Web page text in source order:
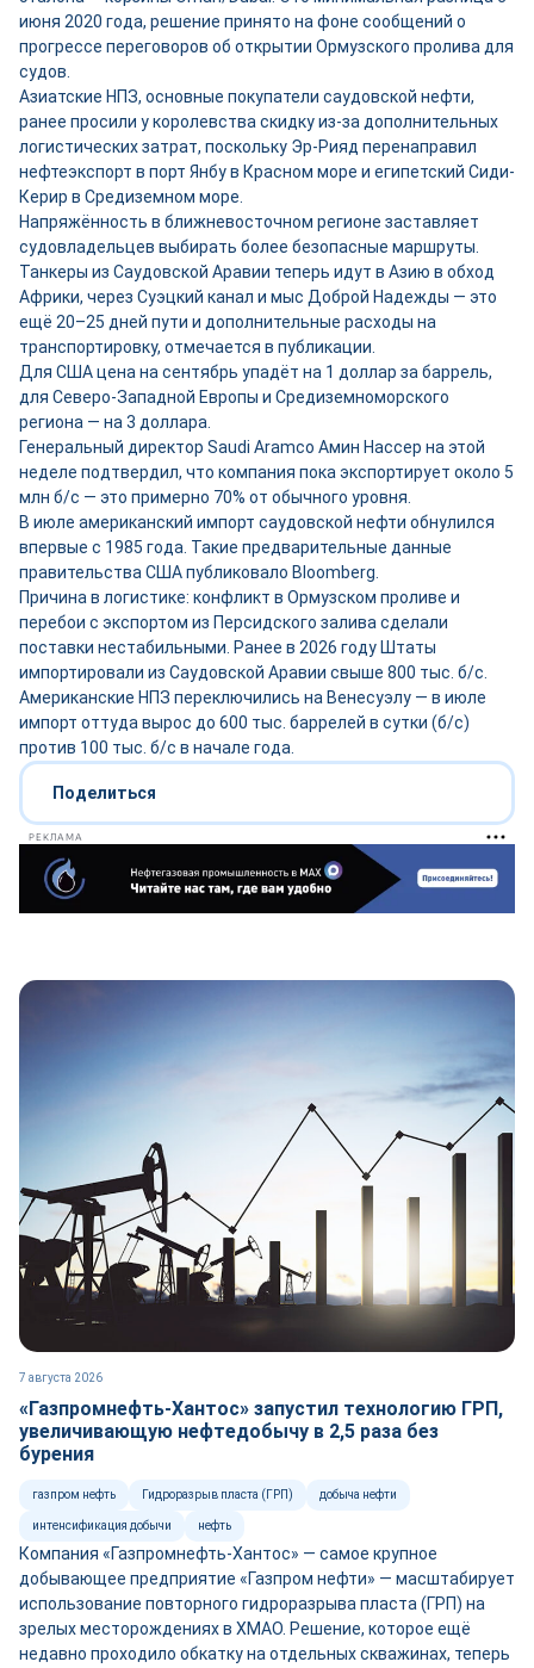
июня 2020 года, решение принято на фоне сообщений о
прогрессе переговоров об открытии Ормузского пролива для
судов.
Азиатские НПЗ, основные покупатели саудовской нефти,
ранее просили у королевства скидку из-за дополнительных
логистических затрат, поскольку Эр-Рияд перенаправил
нефтеэкспорт в порт Янбу в Красном море и египетский Сиди-
Керир в Средиземном море.
Напряжённость в ближневосточном регионе заставляет
судовладельцев выбирать более безопасные маршруты.
Танкеры из Саудовской Аравии теперь идут в Азию в обход
Африки, через Суэцкий канал и мыс Доброй Надежды — это
ещё 20–25 дней пути и дополнительные расходы на
транспортировку, отмечается в публикации.
Для США цена на сентябрь упадёт на 1 доллар за баррель,
для Северо-Западной Европы и Средиземноморского
региона — на 3 доллара.
Генеральный директор Saudi Aramco Амин Нассер на этой
неделе подтвердил, что компания пока экспортирует около 5
млн б/с — это примерно 70% от обычного уровня.
В июле американский импорт саудовской нефти обнулился
впервые с 1985 года. Такие предварительные данные
правительства США публиковало Bloomberg.
Причина в логистике: конфликт в Ормузском проливе и
перебои с экспортом из Персидского залива сделали
поставки нестабильными. Ранее в 2026 году Штаты
импортировали из Саудовской Аравии свыше 800 тыс. б/с.
Американские НПЗ переключились на Венесуэлу — в июле
импорт оттуда вырос до 600 тыс. баррелей в сутки (б/с)
против 100 тыс. б/с в начале года.
Поделиться
РЕКЛАМА
7 августа 2026
«Газпромнефть-Хантос» запустил технологию ГРП,
увеличивающую нефтедобычу в 2,5 раза без
бурения
газпром нефть Гидроразрыв пласта (ГРП) добыча нефти
интенсификация добычи нефть
Компания «Газпромнефть-Хантос» — самое крупное
добывающее предприятие «Газпром нефти» — масштабирует
использование повторного гидроразрыва пласта (ГРП) на
зрелых месторождениях в ХМАО. Решение, которое ещё
недавно проходило обкатку на отдельных скважинах, теперь